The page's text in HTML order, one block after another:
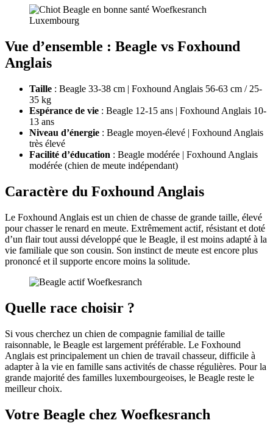
Vue d’ensemble : Beagle vs Foxhound
Anglais
Taille : Beagle 33-38 cm | Foxhound Anglais 56-63 cm / 25-
35 kg
Espérance de vie : Beagle 12-15 ans | Foxhound Anglais 10-
13 ans
Niveau d’énergie : Beagle moyen-élevé | Foxhound Anglais
très élevé
Facilité d’éducation : Beagle modérée | Foxhound Anglais
modérée (chien de meute indépendant)
Caractère du Foxhound Anglais
Le Foxhound Anglais est un chien de chasse de grande taille, élevé
pour chasser le renard en meute. Extrêmement actif, résistant et doté
d’un flair tout aussi développé que le Beagle, il est moins adapté à la
vie familiale que son cousin. Son instinct de meute est encore plus
prononcé et il supporte encore moins la solitude.
Quelle race choisir ?
Si vous cherchez un chien de compagnie familial de taille
raisonnable, le Beagle est largement préférable. Le Foxhound
Anglais est principalement un chien de travail chasseur, difficile à
adapter à la vie en famille sans activités de chasse régulières. Pour la
grande majorité des familles luxembourgeoises, le Beagle reste le
meilleur choix.
Votre Beagle chez Woefkesranch